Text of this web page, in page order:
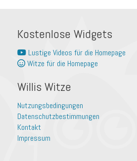
Kostenlose Widgets
Lustige Videos für die Homepage
Witze für die Homepage
Willis Witze
Nutzungsbedingungen
Datenschutzbestimmungen
Kontakt
Impressum